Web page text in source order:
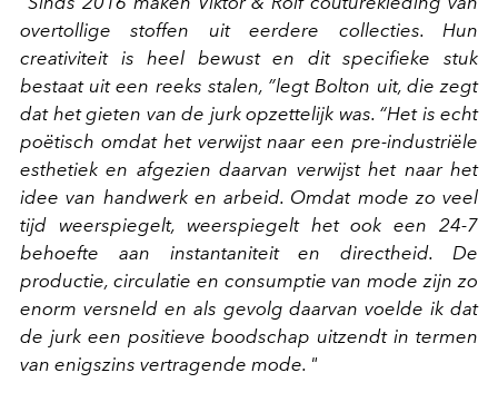
overtollige stoffen uit eerdere collecties. Hun
creativiteit is heel bewust en dit specifieke stuk
bestaat uit een reeks stalen, ”legt Bolton uit, die zegt
dat het gieten van de jurk opzettelijk was. “Het is echt
poëtisch omdat het verwijst naar een pre-industriële
esthetiek en afgezien daarvan verwijst het naar het
idee van handwerk en arbeid. Omdat mode zo veel
tijd weerspiegelt, weerspiegelt het ook een 24-7
behoefte aan instantaniteit en directheid. De
productie, circulatie en consumptie van mode zijn zo
enorm versneld en als gevolg daarvan voelde ik dat
de jurk een positieve boodschap uitzendt in termen
van enigszins vertragende mode. "